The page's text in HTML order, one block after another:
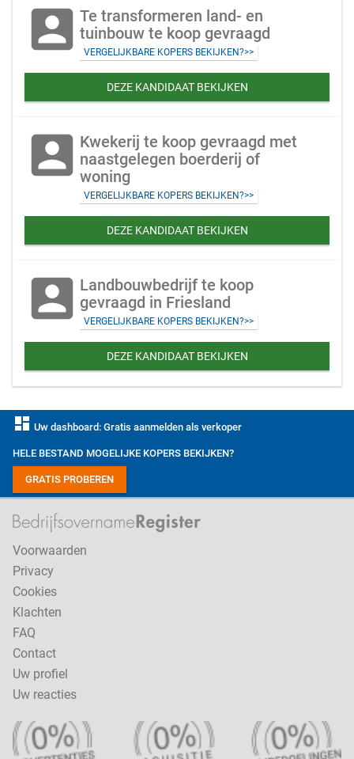
account_box Te transformeren land- en
tuinbouw te koop gevraagd
VERGELIJKBARE KOPERS BEKIJKEN?>>
DEZE KANDIDAAT BEKIJKEN
account_box Kwekerij te koop gevraagd met
naastgelegen boerderij of
woning
VERGELIJKBARE KOPERS BEKIJKEN?>>
DEZE KANDIDAAT BEKIJKEN
account_box Landbouwbedrijf te koop
gevraagd in Friesland
VERGELIJKBARE KOPERS BEKIJKEN?>>
DEZE KANDIDAAT BEKIJKEN
dashboard Uw dashboard: Gratis aanmelden als verkoper
HELE BESTAND MOGELIJKE KOPERS BEKIJKEN?
GRATIS PROBEREN
Voorwaarden
Privacy
Cookies
Klachten
FAQ
Contact
Uw profiel
Uw reacties